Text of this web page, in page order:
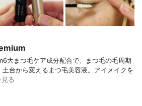
大まつ毛ケア成分配合で、まつ毛の毛周期
台から変えるまつ毛美容液。アイメイクを
る